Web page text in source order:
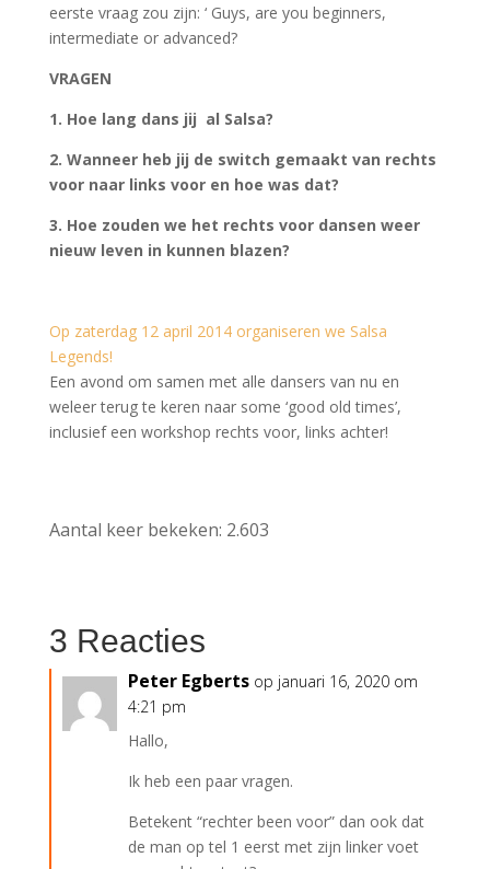
eerste vraag zou zijn: ‘ Guys, are you beginners,
intermediate or advanced?
VRAGEN
1. Hoe lang dans jij al Salsa?
2. Wanneer heb jij de switch gemaakt van rechts
voor naar links voor en hoe was dat?
3. Hoe zouden we het rechts voor dansen weer
nieuw leven in kunnen blazen?
Op zaterdag 12 april 2014 organiseren we Salsa
Legends!
Een avond om samen met alle dansers van nu en
weleer terug te keren naar some ‘good old times’,
inclusief een workshop rechts voor, links achter!
Aantal keer bekeken: 2.603
3 Reacties
Peter Egberts op januari 16, 2020 om
4:21 pm
Hallo,
Ik heb een paar vragen.
Betekent “rechter been voor” dan ook dat
de man op tel 1 eerst met zijn linker voet